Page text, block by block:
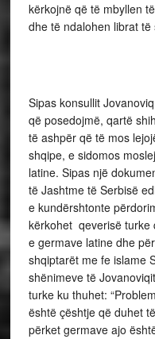
kërkojnë që të mbyllen
dhe të ndalohen librat të
Sipas konsullit
që posedojmë, qartë
të ashpër që të mos
shqipe, e sidomos
latine. Sipas një
të Jashtme të Serbisë
e kundërshtonte
kërkohet qeverisë turke
e germave latine dhe
shqiptarët me fe islame
shënimeve të
turke ku thuhet:
është çështje që duhet
përket germave ajo